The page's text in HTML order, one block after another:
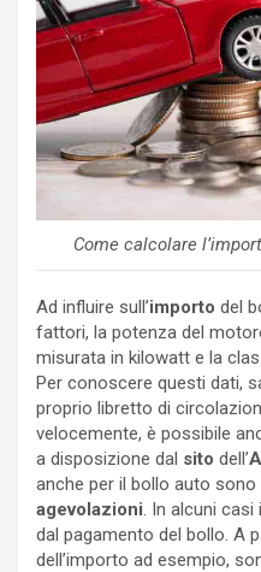
Come calcolare
Ad influire sull’importo del
fattori, la potenza del
misurata in kilowatt e la
Per conoscere questi dati,
proprio libretto di
velocemente, è possibile
a disposizione dal sito dell’
anche per il bollo auto sono
agevolazioni. In alcuni
dal pagamento del bollo. A
dell’importo ad esempio,